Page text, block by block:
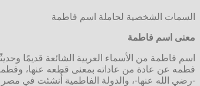
السمات الشخصية لحاملة اسم فاطمة
معنى اسم فاطمة
اسم فاطمة من الأسماء العربية الشائعة قديمًا
فطمه عن عادة من عاداته بمعنى قطعه عنها، وفطمت
-رضي الله عنها-، والدولة الفاطمية أُنشئت في مصر والمغرب من سنة 359 هجرية إلى سنة 567 هجرية، واسم فاطمة من الأسماء